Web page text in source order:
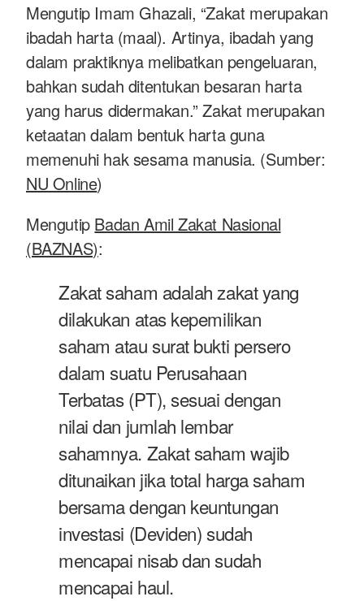
Mengutip Imam Ghazali, “Zakat merupakan
ibadah harta (maal). Artinya, ibadah yang
dalam praktiknya melibatkan pengeluaran,
bahkan sudah ditentukan besaran harta
yang harus didermakan.” Zakat merupakan
ketaatan dalam bentuk harta guna
memenuhi hak sesama manusia. (Sumber:
NU Online)
Mengutip Badan Amil Zakat Nasional
(BAZNAS):
Zakat saham adalah zakat yang
dilakukan atas kepemilikan
saham atau surat bukti persero
dalam suatu Perusahaan
Terbatas (PT), sesuai dengan
nilai dan jumlah lembar
sahamnya. Zakat saham wajib
ditunaikan jika total harga saham
bersama dengan keuntungan
investasi (Deviden) sudah
mencapai nisab dan sudah
mencapai haul.